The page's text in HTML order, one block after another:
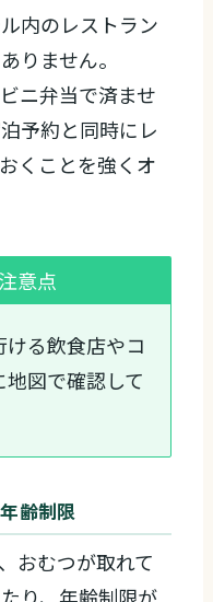
内のレストラン
りません。
ニ弁当で済ませ
予約と同時にレ
くことを強くオ
意点
る飲食店やコ
図で確認して
齢制限
おむつが取れて